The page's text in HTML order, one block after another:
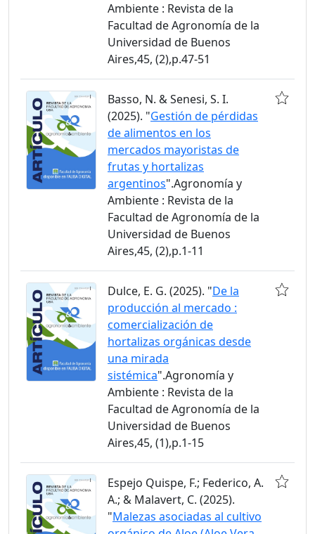
Ambiente : Revista de la
Facultad de Agronomía de la
Universidad de Buenos
Aires,45, (2),p.47-51
Basso, N. & Senesi, S. I.
(2025). "Gestión de pérdidas
de alimentos en los
mercados mayoristas de
frutas y hortalizas
argentinos".Agronomía y
Ambiente : Revista de la
Facultad de Agronomía de la
Universidad de Buenos
Aires,45, (2),p.1-11
Dulce, E. G. (2025). "De la
producción al mercado :
comercialización de
hortalizas orgánicas desde
una mirada
sistémica".Agronomía y
Ambiente : Revista de la
Facultad de Agronomía de la
Universidad de Buenos
Aires,45, (1),p.1-15
Espejo Quispe, F.; Federico, A.
A.; & Malavert, C. (2025).
"Malezas asociadas al cultivo